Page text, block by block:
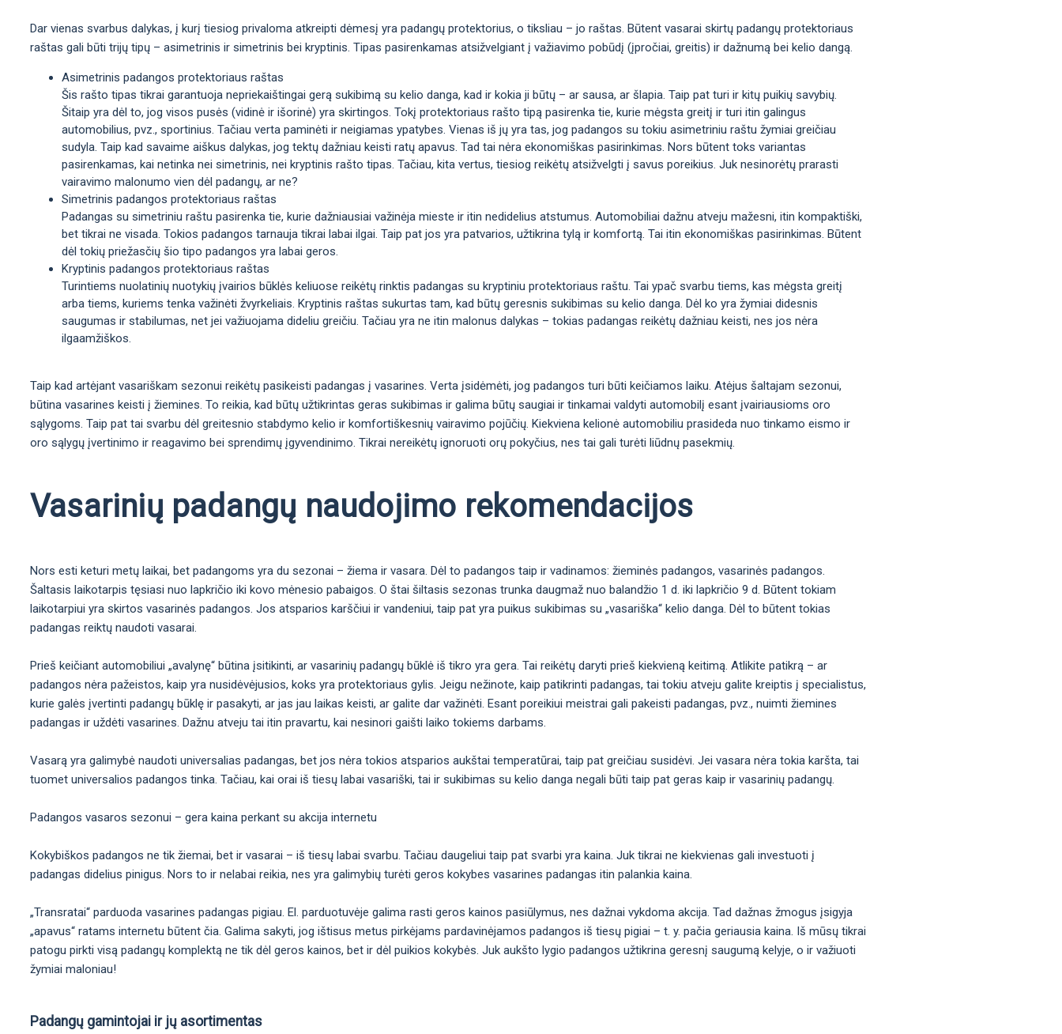
Dar vienas svarbus dalykas, į kurį tiesiog privaloma atkreipti dėmesį yra padangų protektorius, o tiksliau – jo raštas. Būtent vasarai skirtų padangų protektoriaus
raštas gali būti trijų tipų – asimetrinis ir simetrinis bei kryptinis. Tipas pasirenkamas atsižvelgiant į važiavimo pobūdį (įpročiai, greitis) ir dažnumą bei kelio dangą.
Asimetrinis padangos protektoriaus raštas
Šis rašto tipas tikrai garantuoja nepriekaištingai gerą sukibimą su kelio danga, kad ir kokia ji būtų – ar sausa, ar šlapia. Taip pat turi ir kitų puikių savybių.
Šitaip yra dėl to, jog visos pusės (vidinė ir išorinė) yra skirtingos. Tokį protektoriaus rašto tipą pasirenka tie, kurie mėgsta greitį ir turi itin galingus
automobilius, pvz., sportinius. Tačiau verta paminėti ir neigiamas ypatybes. Vienas iš jų yra tas, jog padangos su tokiu asimetriniu raštu žymiai greičiau
sudyla. Taip kad savaime aiškus dalykas, jog tektų dažniau keisti ratų apavus. Tad tai nėra ekonomiškas pasirinkimas. Nors būtent toks variantas
pasirenkamas, kai netinka nei simetrinis, nei kryptinis rašto tipas. Tačiau, kita vertus, tiesiog reikėtų atsižvelgti į savus poreikius. Juk nesinorėtų prarasti
vairavimo malonumo vien dėl padangų, ar ne?
Simetrinis padangos protektoriaus raštas
Padangas su simetriniu raštu pasirenka tie, kurie dažniausiai važinėja mieste ir itin nedidelius atstumus. Automobiliai dažnu atveju mažesni, itin kompaktiški,
bet tikrai ne visada. Tokios padangos tarnauja tikrai labai ilgai. Taip pat jos yra patvarios, užtikrina tylą ir komfortą. Tai itin ekonomiškas pasirinkimas. Būtent
dėl tokių priežasčių šio tipo padangos yra labai geros.
Kryptinis padangos protektoriaus raštas
Turintiems nuolatinių nuotykių įvairios būklės keliuose reikėtų rinktis padangas su kryptiniu protektoriaus raštu. Tai ypač svarbu tiems, kas mėgsta greitį
arba tiems, kuriems tenka važinėti žvyrkeliais. Kryptinis raštas sukurtas tam, kad būtų geresnis sukibimas su kelio danga. Dėl ko yra žymiai didesnis
saugumas ir stabilumas, net jei važiuojama dideliu greičiu. Tačiau yra ne itin malonus dalykas – tokias padangas reikėtų dažniau keisti, nes jos nėra
ilgaamžiškos.
Taip kad artėjant vasariškam sezonui reikėtų pasikeisti padangas į vasarines. Verta įsidėmėti, jog padangos turi būti keičiamos laiku. Atėjus šaltajam sezonui,
būtina vasarines keisti į žiemines. To reikia, kad būtų užtikrintas geras sukibimas ir galima būtų saugiai ir tinkamai valdyti automobilį esant įvairiausioms oro
sąlygoms. Taip pat tai svarbu dėl greitesnio stabdymo kelio ir komfortiškesnių vairavimo pojūčių. Kiekviena kelionė automobiliu prasideda nuo tinkamo eismo ir
oro sąlygų įvertinimo ir reagavimo bei sprendimų įgyvendinimo. Tikrai nereikėtų ignoruoti orų pokyčius, nes tai gali turėti liūdnų pasekmių.
Vasarinių padangų naudojimo rekomendacijos
Nors esti keturi metų laikai, bet padangoms yra du sezonai – žiema ir vasara. Dėl to padangos taip ir vadinamos: žieminės padangos, vasarinės padangos.
Šaltasis laikotarpis tęsiasi nuo lapkričio iki kovo mėnesio pabaigos. O štai šiltasis sezonas trunka daugmaž nuo balandžio 1 d. iki lapkričio 9 d. Būtent tokiam
laikotarpiui yra skirtos vasarinės padangos. Jos atsparios karščiui ir vandeniui, taip pat yra puikus sukibimas su „vasariška“ kelio danga. Dėl to būtent tokias
padangas reiktų naudoti vasarai.
Prieš keičiant automobiliui „avalynę“ būtina įsitikinti, ar vasarinių padangų būklė iš tikro yra gera. Tai reikėtų daryti prieš kiekvieną keitimą. Atlikite patikrą – ar
padangos nėra pažeistos, kaip yra nusidėvėjusios, koks yra protektoriaus gylis. Jeigu nežinote, kaip patikrinti padangas, tai tokiu atveju galite kreiptis į specialistus,
kurie galės įvertinti padangų būklę ir pasakyti, ar jas jau laikas keisti, ar galite dar važinėti. Esant poreikiui meistrai gali pakeisti padangas, pvz., nuimti žiemines
padangas ir uždėti vasarines. Dažnu atveju tai itin pravartu, kai nesinori gaišti laiko tokiems darbams.
Vasarą yra galimybė naudoti universalias padangas, bet jos nėra tokios atsparios aukštai temperatūrai, taip pat greičiau susidėvi. Jei vasara nėra tokia karšta, tai
tuomet universalios padangos tinka. Tačiau, kai orai iš tiesų labai vasariški, tai ir sukibimas su kelio danga negali būti taip pat geras kaip ir vasarinių padangų.
Padangos vasaros sezonui – gera kaina perkant su akcija internetu
Kokybiškos padangos ne tik žiemai, bet ir vasarai – iš tiesų labai svarbu. Tačiau daugeliui taip pat svarbi yra kaina. Juk tikrai ne kiekvienas gali investuoti į
padangas didelius pinigus. Nors to ir nelabai reikia, nes yra galimybių turėti geros kokybes vasarines padangas itin palankia kaina.
„Transratai“ parduoda vasarines padangas pigiau. El. parduotuvėje galima rasti geros kainos pasiūlymus, nes dažnai vykdoma akcija. Tad dažnas žmogus įsigyja
„apavus“ ratams internetu būtent čia. Galima sakyti, jog ištisus metus pirkėjams pardavinėjamos padangos iš tiesų pigiai – t. y. pačia geriausia kaina. Iš mūsų tikrai
patogu pirkti visą padangų komplektą ne tik dėl geros kainos, bet ir dėl puikios kokybės. Juk aukšto lygio padangos užtikrina geresnį saugumą kelyje, o ir važiuoti
žymiai maloniau!
Padangų gamintojai ir jų asortimentas